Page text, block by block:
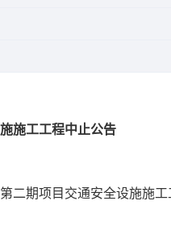
施工工程中止公告
二期项目交通安全设施施工